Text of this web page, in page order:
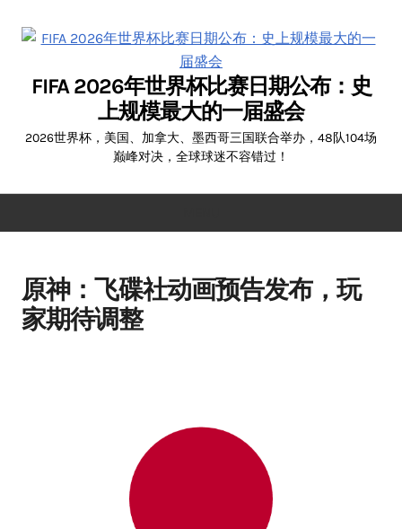
FIFA 2026年世界杯比赛日期公布：史
上规模最大的一届盛会
2026世界杯，美国、加拿大、墨西哥三国联合举办，48队104场
巅峰对决，全球球迷不容错过！
原神：飞碟社动画预告发布，玩
家期待调整